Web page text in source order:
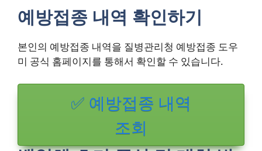
예방접종 내역 확인하기
본인의 예방접종 내역을 질병관리청 예방접종 도우
미 공식 홈페이지를 통해서 확인할 수 있습니다.
✅ 예방접종 내역
조회